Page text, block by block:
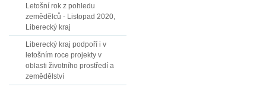
Letošní rok z pohledu
zemědělců - Listopad 2020,
Liberecký kraj
Liberecký kraj podpoří i v
letošním roce projekty v
oblasti životního prostředí a
zemědělství